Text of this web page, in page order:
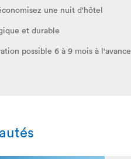
une nuit d'hôtel
et durable
possible 6 à 9 mois à l'avance